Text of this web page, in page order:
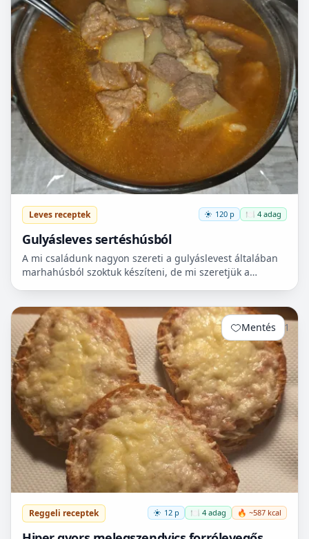
Leves receptek 120 p 🍽️ 4 adag
Gulyásleves sertéshúsból
A mi családunk nagyon szereti a gulyáslevest általában
marhahúsból szoktuk készíteni, de mi szeretjük a
Mentés 1
Reggeli receptek 12 p 🍽️ 4 adag 🔥 ~587 kcal